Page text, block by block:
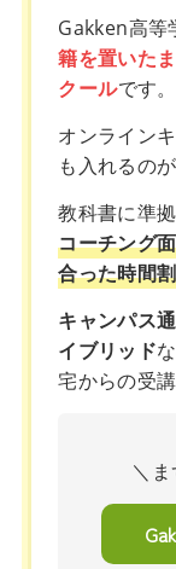
Gakken高等
籍を置いた
クールです。
オンライン
も入れるの
教科書に準
コーチング
合った時間割
キャンパス
イブリッド
宅からの受講
＼